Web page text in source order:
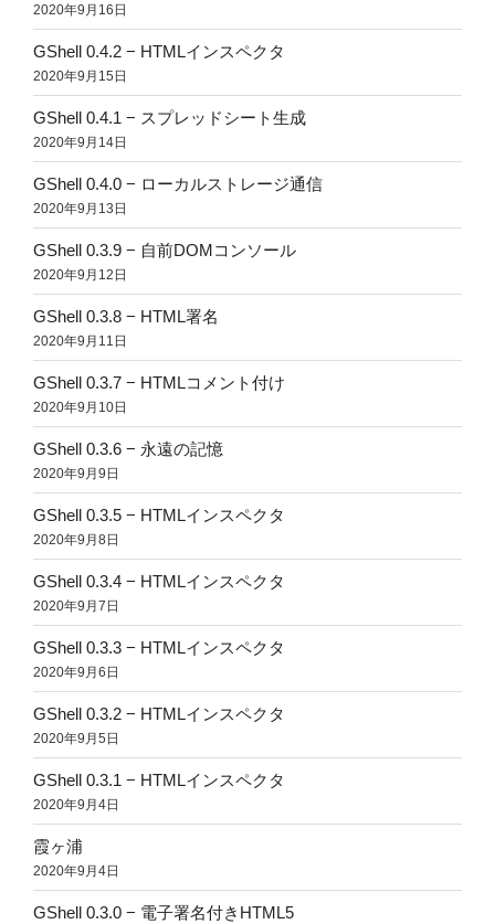
2020年9月16日
GShell 0.4.2 − HTMLインスペクタ
2020年9月15日
GShell 0.4.1 − スプレッドシート生成
2020年9月14日
GShell 0.4.0 − ローカルストレージ通信
2020年9月13日
GShell 0.3.9 − 自前DOMコンソール
2020年9月12日
GShell 0.3.8 − HTML署名
2020年9月11日
GShell 0.3.7 − HTMLコメント付け
2020年9月10日
GShell 0.3.6 − 永遠の記憶
2020年9月9日
GShell 0.3.5 − HTMLインスペクタ
2020年9月8日
GShell 0.3.4 − HTMLインスペクタ
2020年9月7日
GShell 0.3.3 − HTMLインスペクタ
2020年9月6日
GShell 0.3.2 − HTMLインスペクタ
2020年9月5日
GShell 0.3.1 − HTMLインスペクタ
2020年9月4日
霞ヶ浦
2020年9月4日
GShell 0.3.0 − 電子署名付きHTML5